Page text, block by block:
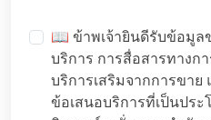
📖 ข้าพเจ้ายินดีรับข้อมู
บริการ การสื่อสารทางก
บริการเสริมจากการขาย
ข้อเสนอบริการที่เป็นปร